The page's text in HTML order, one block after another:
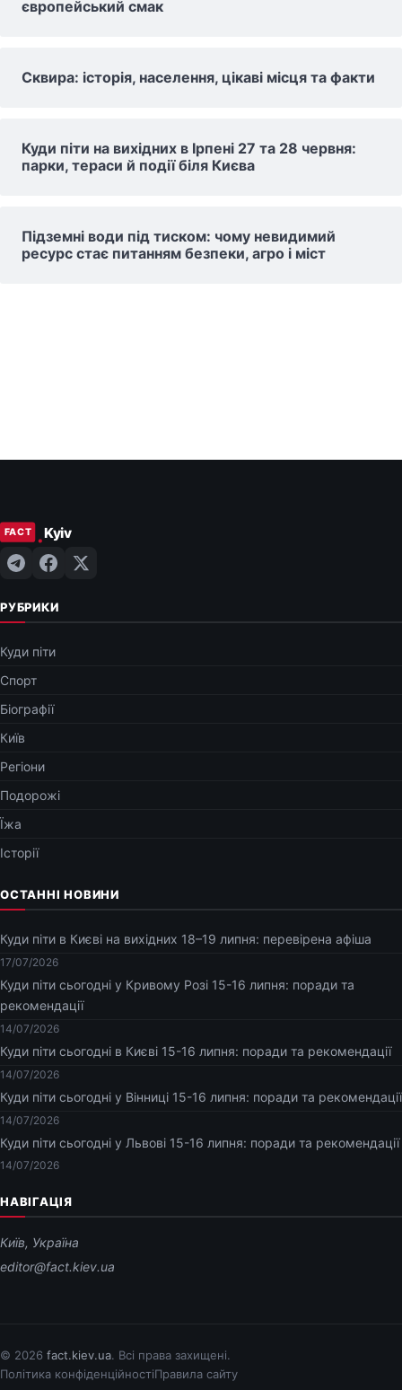
європейський смак
Сквира: історія, населення, цікаві місця та факти
Куди піти на вихідних в Ірпені 27 та 28 червня:
парки, тераси й події біля Києва
Підземні води під тиском: чому невидимий
ресурс стає питанням безпеки, агро і міст
РУБРИКИ
Куди піти
Спорт
Біографії
Київ
Регіони
Подорожі
Їжа
Історії
ОСТАННІ НОВИНИ
Куди піти в Києві на вихідних 18–19 липня: перевірена афіша
17/07/2026
Куди піти сьогодні у Кривому Розі 15-16 липня: поради та
рекомендації
14/07/2026
Куди піти сьогодні в Києві 15-16 липня: поради та рекомендації
14/07/2026
Куди піти сьогодні у Вінниці 15-16 липня: поради та рекомендації
14/07/2026
Куди піти сьогодні у Львові 15-16 липня: поради та рекомендації
14/07/2026
НАВІГАЦІЯ
Київ, Україна
editor@fact.kiev.ua
© 2026 fact.kiev.ua. Всі права захищені.
Політика конфіденційностіПравила сайту